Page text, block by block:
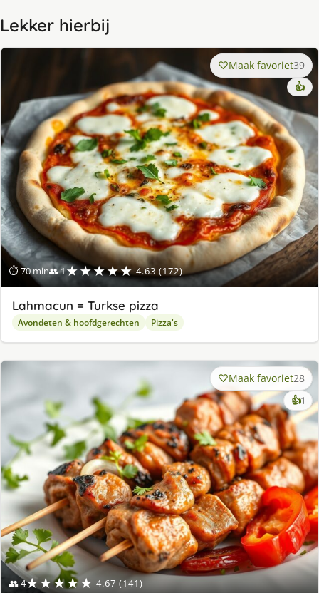
Lekker hierbij
⏱ 70 min👥 1★★★★★ 4.63 (172)
Maak favoriet39
👍
Lahmacun = Turkse pizza
Avondeten & hoofdgerechten Pizza's
👥 4★★★★★ 4.67 (141)
Maak favoriet28
👍1